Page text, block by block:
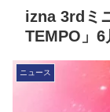
izna 3rdミ
TEMPO」
ニュース